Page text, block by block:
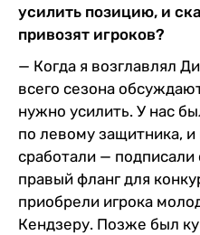
усилить позицию, и
привозят игроков?
— Когда я возглавлял
всего сезона
нужно усилить. У нас
по левому защитника,
сработали —
правый фланг для
приобрели игрока
Кендзеру. Позже был